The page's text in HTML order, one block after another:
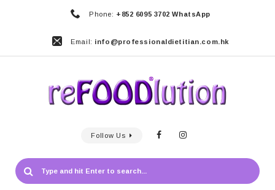
Phone: +852 6095 3702 WhatsApp
Email: info@professionaldietitian.com.hk
Follow Us